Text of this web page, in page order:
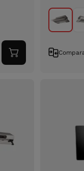
Adicionar
ao